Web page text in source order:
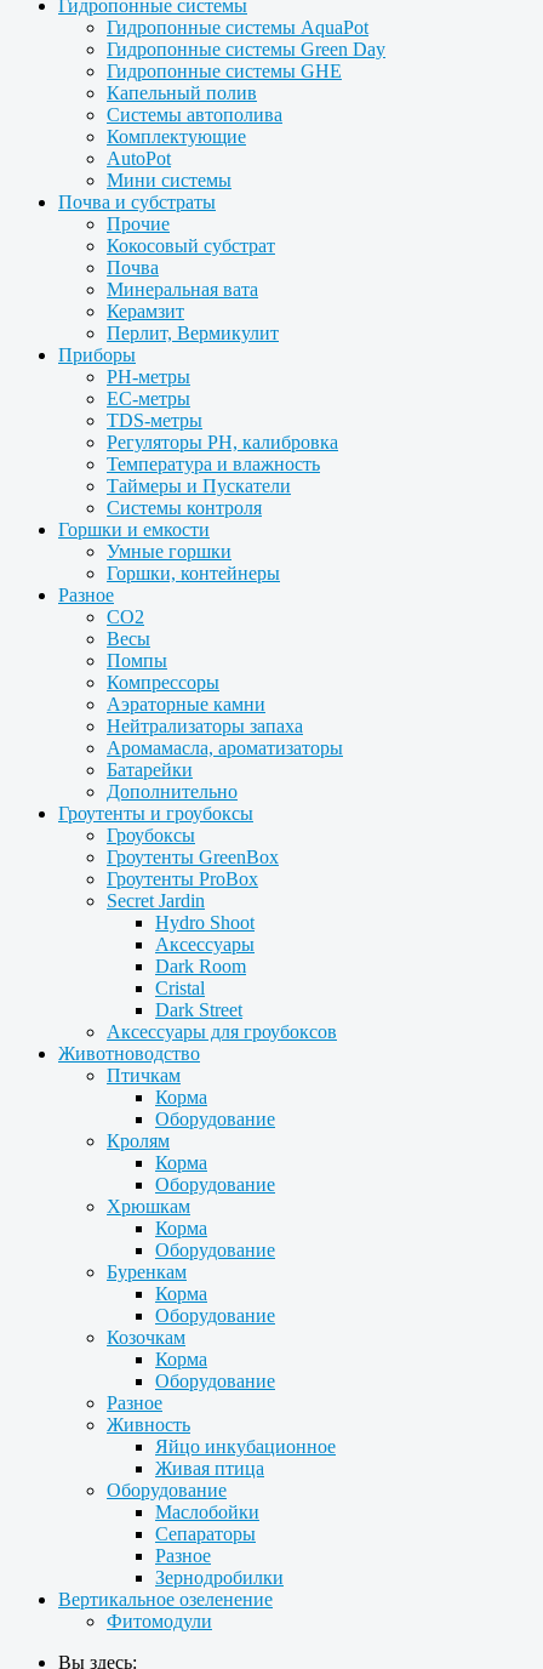
Гидропонные системы
Гидропонные системы AquaPot
Гидропонные системы Green Day
Гидропонные системы GHE
Капельный полив
Системы автополива
Комплектующие
AutoPot
Мини системы
Почва и субстраты
Прочие
Кокосовый субстрат
Почва
Минеральная вата
Керамзит
Перлит, Вермикулит
Приборы
PH-метры
EC-метры
TDS-метры
Регуляторы PH, калибровка
Температура и влажность
Таймеры и Пускатели
Системы контроля
Горшки и емкости
Умные горшки
Горшки, контейнеры
Разное
CO2
Весы
Помпы
Компрессоры
Аэраторные камни
Нейтрализаторы запаха
Аромамасла, ароматизаторы
Батарейки
Дополнительно
Гроутенты и гроубоксы
Гроубоксы
Гроутенты GreenBox
Гроутенты ProBox
Secret Jardin
Hydro Shoot
Аксессуары
Dark Room
Cristal
Dark Street
Аксессуары для гроубоксов
Животноводство
Птичкам
Корма
Оборудование
Кролям
Корма
Оборудование
Хрюшкам
Корма
Оборудование
Буренкам
Корма
Оборудование
Козочкам
Корма
Оборудование
Разное
Живность
Яйцо инкубационное
Живая птица
Оборудование
Маслобойки
Сепараторы
Разное
Зернодробилки
Вертикальное озеленение
Фитомодули
Вы здесь: